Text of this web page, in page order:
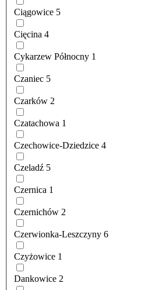
Ciągowice 5
Cięcina 4
Cykarzew Północny 1
Czaniec 5
Czarków 2
Czatachowa 1
Czechowice-Dziedzice 4
Czeladź 5
Czernica 1
Czernichów 2
Czerwionka-Leszczyny 6
Czyżowice 1
Dankowice 2